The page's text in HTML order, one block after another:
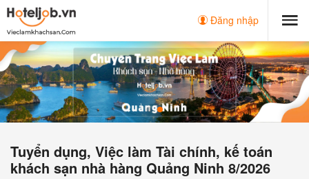
Đăng nhập
Tuyển dụng, Việc làm Tài chính, kế toán
khách sạn nhà hàng Quảng Ninh 8/2026